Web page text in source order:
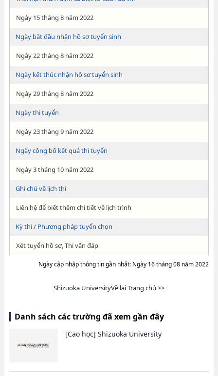
Ngày 15 tháng 8 năm 2022
Ngày bắt đầu nhận hồ sơ tuyển sinh
Ngày 22 tháng 8 năm 2022
Ngày kết thúc nhận hồ sơ tuyển sinh
Ngày 29 tháng 8 năm 2022
Ngày thi tuyển
Ngày 23 tháng 9 năm 2022
Ngày công bố kết quả thi tuyển
Ngày 3 tháng 10 năm 2022
Ghi chú về lịch thi
Liên hệ để biết thêm chi tiết về lịch trình
Kỳ thi / Phương pháp tuyển chọn
Xét tuyển hồ sơ, Thi vấn đáp
Ngày cập nhập thông tin gần nhất: Ngày 16 tháng 08 năm 2022
Shizuoka UniversityVề lại Trang chủ >>
Danh sách các trường đã xem gần đây
[Cao học] Shizuoka University